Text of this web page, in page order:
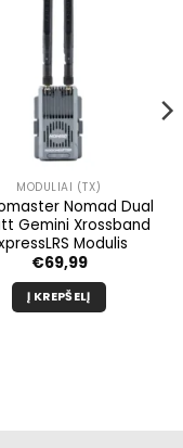
MODULIAI (TX)
Nomad Dual
Gemini Xrossband
Modulis
€69,99
Į KREPŠELĮ